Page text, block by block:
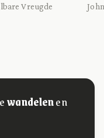
Vreugde
wandelenen